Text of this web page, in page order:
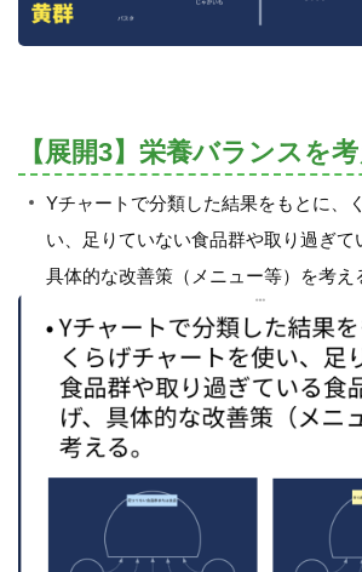
【展開3】栄養バランスを
Yチャートで分類した結果をもとに、
い、足りていない食品群や取り過ぎて
具体的な改善策（メニュー等）を考え